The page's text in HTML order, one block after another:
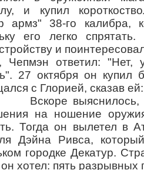
и купил
армз" 38-го калибра,
его легко
и
Чепмэн ответил:
27 октября он купил
с Глорией, сказав
выяснилось, что
на ношение
Тогда он вылетел в
Дэйна Ривса,
городке Декатур.
хотел: пять разрывных